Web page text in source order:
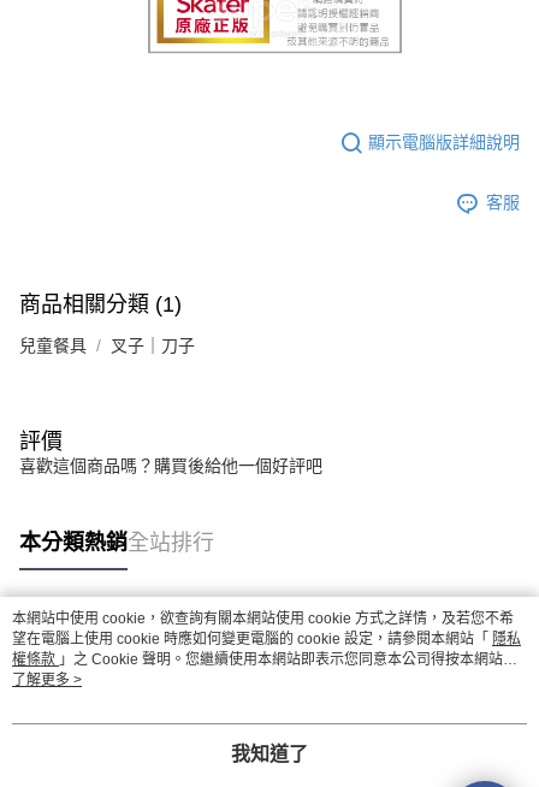
顯示電腦版詳細說明
客服
商品相關分類 (1)
兒童餐具 叉子｜刀子
評價
喜歡這個商品嗎？購買後給他一個好評吧
本分類熱銷全站排行
熱門標籤
本網站中使用 cookie，欲查詢有關本網站使用 cookie 方式之詳情，及若您不希
望在電腦上使用 cookie 時應如何變更電腦的 cookie 設定，請參閱本網站「 隱私
權條款 」之 Cookie 聲明。您繼續使用本網站即表示您同意本公司得按本網站使
用條款之 Cookie 聲明使用 cookie。
了解更多 >
我知道了